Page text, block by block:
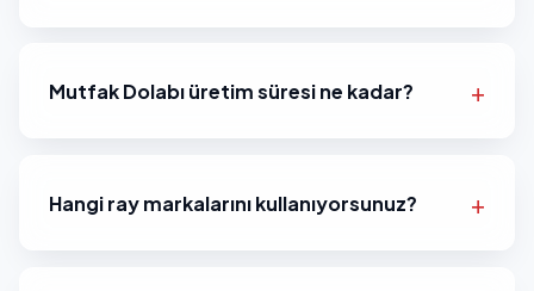
Mutfak Dolabı üretim süresi ne kadar?
Hangi ray markalarını kullanıyorsunuz?